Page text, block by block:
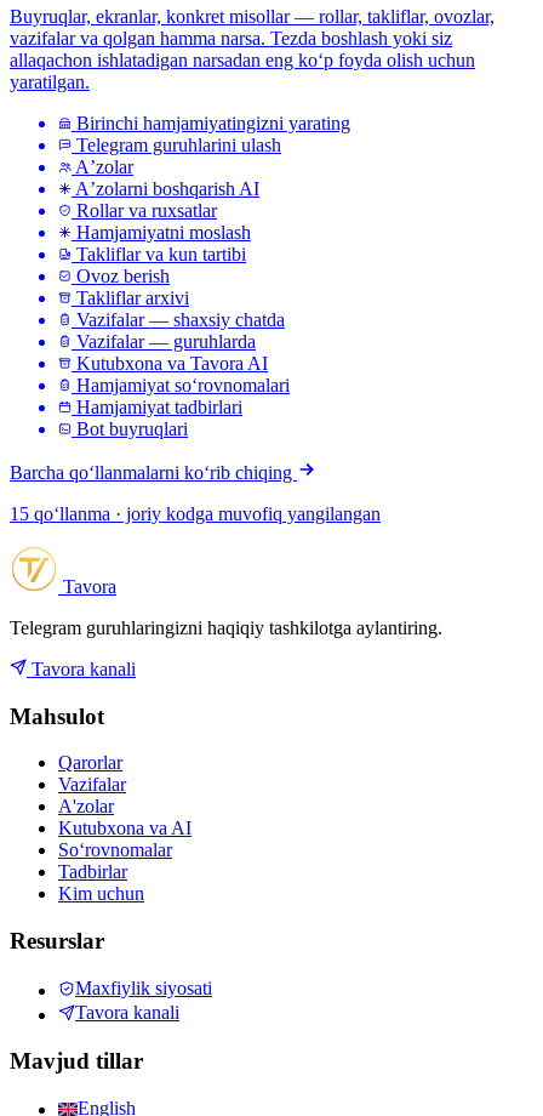
Buyruqlar, ekranlar, konkret misollar — rollar, takliflar, ovozlar,
vazifalar va qolgan hamma narsa. Tezda boshlash yoki siz
allaqachon ishlatadigan narsadan eng koʻp foyda olish uchun
yaratilgan.
Birinchi hamjamiyatingizni yarating
Telegram guruhlarini ulash
Aʼzolar
Aʼzolarni boshqarish AI
Rollar va ruxsatlar
Hamjamiyatni moslash
Takliflar va kun tartibi
Ovoz berish
Takliflar arxivi
Vazifalar — shaxsiy chatda
Vazifalar — guruhlarda
Kutubxona va Tavora AI
Hamjamiyat soʻrovnomalari
Hamjamiyat tadbirlari
Bot buyruqlari
Barcha qoʻllanmalarni koʻrib chiqing
15 qoʻllanma · joriy kodga muvofiq yangilangan
Tavora
Telegram guruhlaringizni haqiqiy tashkilotga aylantiring.
Tavora kanali
Mahsulot
Qarorlar
Vazifalar
A'zolar
Kutubxona va AI
Soʻrovnomalar
Tadbirlar
Kim uchun
Resurslar
Maxfiylik siyosati
Tavora kanali
Mavjud tillar
English